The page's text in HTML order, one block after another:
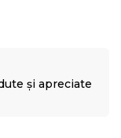
și apreciate